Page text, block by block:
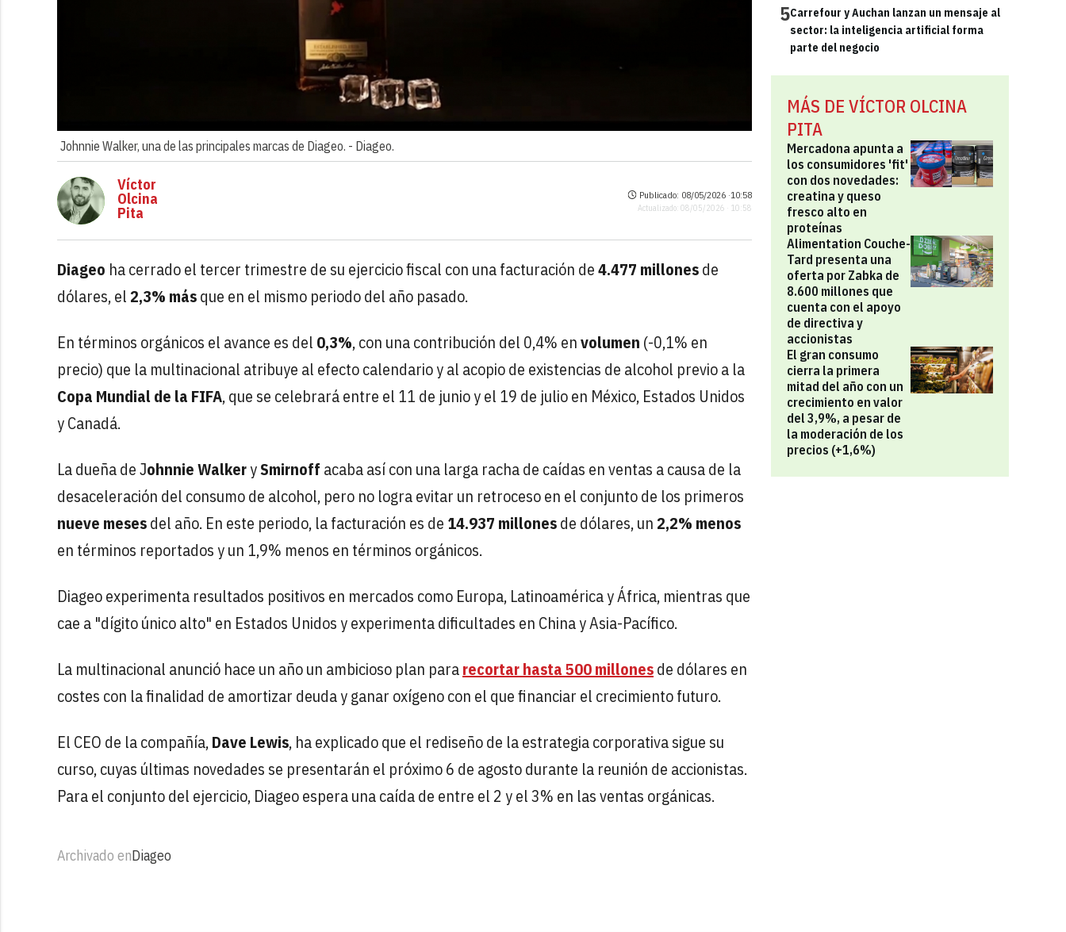
Johnnie Walker, una de las principales marcas de Diageo. - Diageo.
5Carrefour y Auchan lanzan un mensaje al
sector: la inteligencia artificial forma
parte del negocio
MÁS DE VÍCTOR OLCINA
PITA
Mercadona apunta a
los consumidores 'fit'
con dos novedades:
creatina y queso
fresco alto en
proteínas
Alimentation Couche-
Tard presenta una
oferta por Zabka de
8.600 millones que
cuenta con el apoyo
de directiva y
accionistas
El gran consumo
cierra la primera
mitad del año con un
crecimiento en valor
del 3,9%, a pesar de
la moderación de los
precios (+1,6%)
Víctor
Olcina
Pita
Publicado: 08/05/2026 ·10:58
Actualizado: 08/05/2026 · 10:58
Diageo ha cerrado el tercer trimestre de su ejercicio fiscal con una facturación de4.477 millonesde
dólares, el2,3% másque en el mismo periodo del año pasado.
En términos orgánicos el avance es del 0,3%, con una contribución del 0,4% envolumen (-0,1% en
precio) que la multinacional atribuye al efecto calendario y al acopio de existencias de alcohol previo a la
Copa Mundial de la FIFA, que se celebrará entre el 11 de junio y el 19 de julio en México, Estados Unidos
y Canadá.
La dueña de Johnnie WalkerySmirnoff acaba así con una larga racha de caídas en ventas a causa de la
desaceleración del consumo de alcohol, pero no logra evitar un retroceso en el conjunto de los primeros
nueve mesesdel año. En este periodo, la facturación es de 14.937 millonesde dólares, un2,2% menos
en términos reportados y un 1,9% menos en términos orgánicos.
Diageo experimenta resultados positivos en mercados como Europa, Latinoamérica y África, mientras que
cae a "dígito único alto" en Estados Unidos y experimenta dificultades en China y Asia-Pacífico.
La multinacional anunció hace un año un ambicioso plan pararecortar hasta 500 millonesde dólares en
costes con la finalidad de amortizar deuda y ganar oxígeno con el que financiar el crecimiento futuro.
El CEO de la compañía,Dave Lewis, ha explicado que el rediseño de la estrategia corporativa sigue su
curso, cuyas últimas novedades se presentarán el próximo 6 de agosto durante la reunión de accionistas.
Para el conjunto del ejercicio, Diageo espera una caída de entre el 2 y el 3% en las ventas orgánicas.
Archivado enDiageo